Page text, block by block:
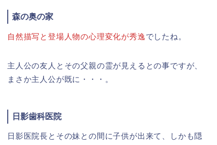
森の奥の家
自然描写と登場人物の心理変化が秀逸でしたね。
主人公の友人とその父親の霊が見えるとの事ですが、
まさか主人公が既に・・・。
日影歯科医院
日影医院長とその妹との間に子供が出来て、しかも隠